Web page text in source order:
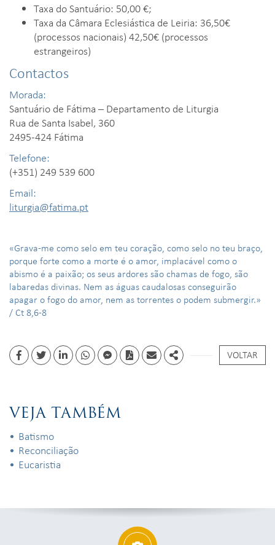
Taxa do Santuário: 50,00 €;
Taxa da Câmara Eclesiástica de Leiria: 36,50€
(processos nacionais) 42,50€ (processos
estrangeiros)
Contactos
Morada:
Santuário de Fátima – Departamento de Liturgia
Rua de Santa Isabel, 360
2495-424 Fátima
Telefone:
(+351) 249 539 600
Email:
liturgia@fatima.pt
«Grava-me como selo em teu coração, como selo no teu braço,
porque forte como a morte é o amor, implacável como o
abismo é a paixão; os seus ardores são chamas de fogo, são
labaredas divinas. Nem as águas caudalosas conseguirão
apagar o fogo do amor, nem as torrentes o podem submergir.»
/ Ct 8,6-8
FacebookTwitterLinkedinwhatsappfacebook messenger
PDF EmailShare
VOLTAR
VEJA TAMBÉM
Batismo
Reconciliação
Eucaristia